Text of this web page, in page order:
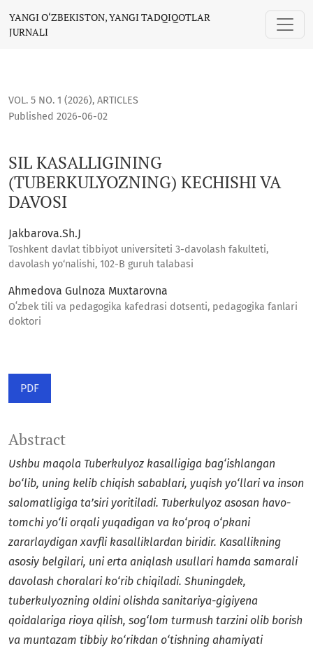
SIL KASALLIGINING (TUBERKULYOZNING) KECHISHI VA
YANGI O‘ZBEKISTON, YANGI TADQIQOTLAR
JURNALI
VOL. 5 NO. 1 (2026), ARTICLES
SIL KASALLIGINING
(TUBERKULYOZNING) KECHISHI VA
DAVOSI
Published 2026-06-02
Jakbarova.Sh.J
Toshkent davlat tibbiyot universiteti 3-davolash fakulteti,
davolash yo‘nalishi, 102-B guruh talabasi
Ahmedova Gulnoza Muxtarovna
Oʻzbek tili va pedagogika kafedrasi dotsenti, pedagogika fanlari
doktori
PDF
Abstract
Ushbu maqola Tuberkulyoz kasalligiga bag‘ishlangan
bo‘lib, uning kelib chiqish sabablari, yuqish yo‘llari va inson
salomatligiga ta’siri yoritiladi. Tuberkulyoz asosan havo-
tomchi yo‘li orqali yuqadigan va ko‘proq o‘pkani
zararlaydigan xavfli kasalliklardan biridir. Kasallikning
asosiy belgilari, uni erta aniqlash usullari hamda samarali
davolash choralari ko‘rib chiqiladi. Shuningdek,
tuberkulyozning oldini olishda sanitariya-gigiyena
qoidalariga rioya qilish, sog‘lom turmush tarzini olib borish
va muntazam tibbiy ko‘rikdan o‘tishning ahamiyati